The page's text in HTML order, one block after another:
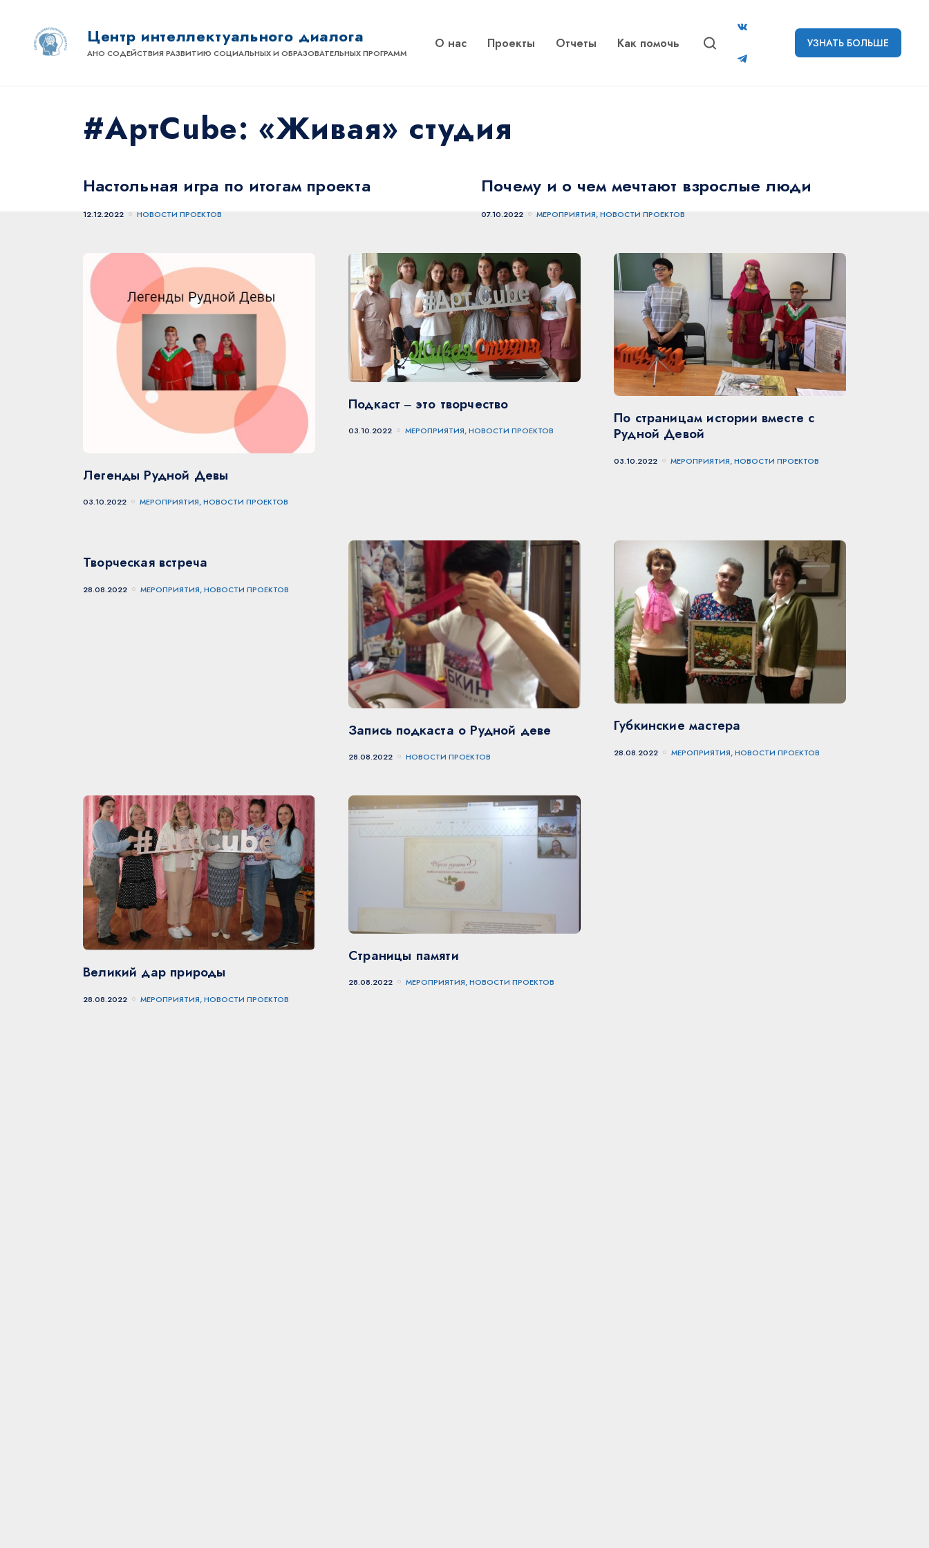
Центр интеллектуального диалога
АНО СОДЕЙСТВИЯ РАЗВИТИЮ СОЦИАЛЬНЫХ И ОБРАЗОВАТЕЛЬНЫХ ПРОГРАММ
О нас Проекты Отчеты Как помочь УЗНАТЬ БОЛЬШЕ
#АртCube: «Живая» студия
Настольная игра по итогам проекта
12.12.2022 НОВОСТИ ПРОЕКТОВ
Почему и о чем мечтают взрослые люди
07.10.2022 МЕРОПРИЯТИЯ, НОВОСТИ ПРОЕКТОВ
Легенды Рудной Девы
03.10.2022 МЕРОПРИЯТИЯ, НОВОСТИ ПРОЕКТОВ
Подкаст ‒ это творчество
03.10.2022 МЕРОПРИЯТИЯ, НОВОСТИ ПРОЕКТОВ
По страницам истории вместе с
Рудной Девой
03.10.2022 МЕРОПРИЯТИЯ, НОВОСТИ ПРОЕКТОВ
Творческая встреча
28.08.2022 МЕРОПРИЯТИЯ, НОВОСТИ ПРОЕКТОВ
Запись подкаста о Рудной деве
28.08.2022 НОВОСТИ ПРОЕКТОВ
Губкинские мастера
28.08.2022 МЕРОПРИЯТИЯ, НОВОСТИ ПРОЕКТОВ
Великий дар природы
28.08.2022 МЕРОПРИЯТИЯ, НОВОСТИ ПРОЕКТОВ
Страницы памяти
28.08.2022 МЕРОПРИЯТИЯ, НОВОСТИ ПРОЕКТОВ